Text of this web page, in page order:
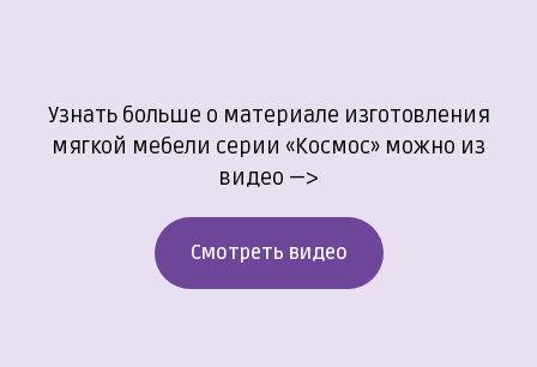
Узнать больше о материале изготовления
мягкой мебели серии «Космос» можно из
видео —>
Смотреть видео